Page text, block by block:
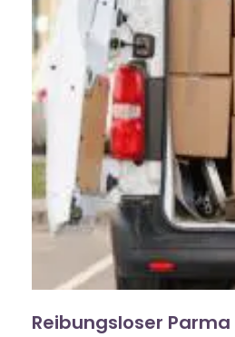
Reibungsloser Parma